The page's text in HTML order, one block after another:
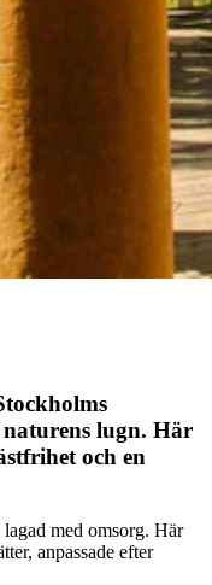
lugn. Här
och en
med omsorg. Här
anpassade efter